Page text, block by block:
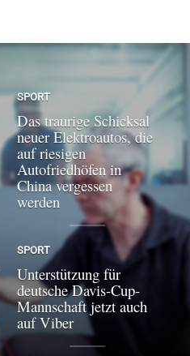
SPORT
Das traurige Schicksal
neuer Elektroautos, die
auf riesigen
Autofriedhöfen in
China vergessen
werden
SPORT
Unterstützung für
deutsche Davis-Cup-
Mannschaft jetzt auch
auf Viber